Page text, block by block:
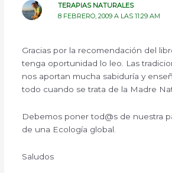
TERAPIAS NATURALES
8 FEBRERO, 2009 A LAS 11:29 AM
Gracias por la recomendación del
tenga oportunidad lo leo. Las
nos aportan mucha sabiduría y
todo cuando se trata de la Madre
Debemos poner tod@s de nuestra
de una Ecología global.
Saludos